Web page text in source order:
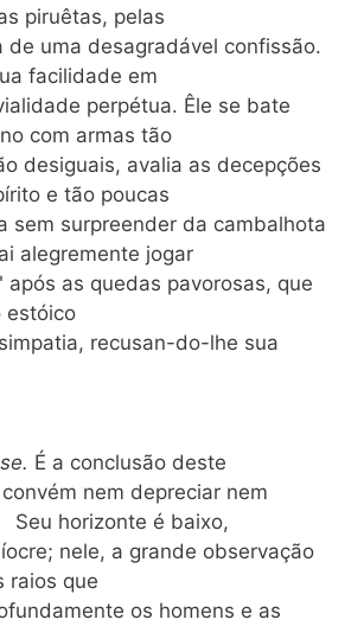
piruêtas, pelas
de uma desagradável confissão.
facilidade em
perpétua. Êle se bate
com armas tão
desiguais, avalia as decepções
e tão poucas
sem surpreender da cambalhota
alegremente jogar
as quedas pavorosas, que
estóico
recusan-do-lhe sua
É a conclusão deste
nem depreciar nem
Seu horizonte é baixo,
nele, a grande observação
raios que
os homens e as